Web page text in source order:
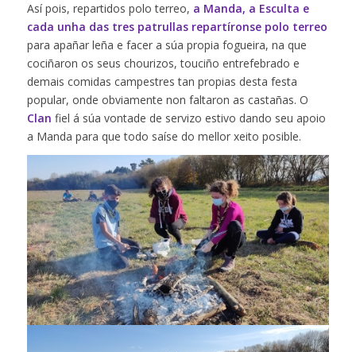
Así pois, repartidos polo terreo, a Manda, a Esculta e
cada unha das tres patrullas repartíronse polo terreo
para apañar leña e facer a súa propia fogueira, na que
cociñaron os seus chourizos, touciño entrefebrado e
demais comidas campestres tan propias desta festa
popular, onde obviamente non faltaron as castañas. O
Clan fiel á súa vontade de servizo estivo dando seu apoio
a Manda para que todo saíse do mellor xeito posible.